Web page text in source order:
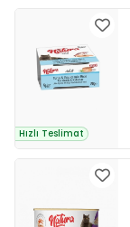
Hızlı Teslimat